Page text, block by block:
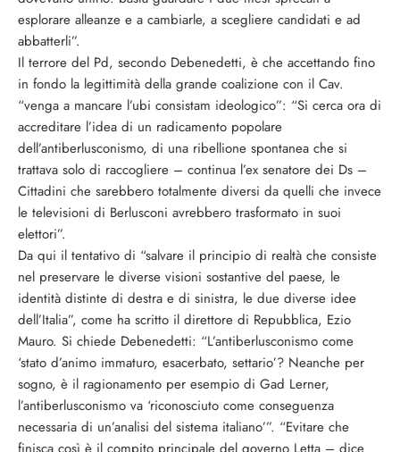
esplorare alleanze e a cambiarle, a scegliere candidati e ad
abbatterli”.
Il terrore del Pd, secondo Debenedetti, è che accettando fino
in fondo la legittimità della grande coalizione con il Cav.
“venga a mancare l’ubi consistam ideologico”: “Si cerca ora di
accreditare l’idea di un radicamento popolare
dell’antiberlusconismo, di una ribellione spontanea che si
trattava solo di raccogliere – continua l’ex senatore dei Ds –
Cittadini che sarebbero totalmente diversi da quelli che invece
le televisioni di Berlusconi avrebbero trasformato in suoi
elettori”.
Da qui il tentativo di “salvare il principio di realtà che consiste
nel preservare le diverse visioni sostantive del paese, le
identità distinte di destra e di sinistra, le due diverse idee
dell’Italia”, come ha scritto il direttore di Repubblica, Ezio
Mauro. Si chiede Debenedetti: “L’antiberlusconismo come
‘stato d’animo immaturo, esacerbato, settario’? Neanche per
sogno, è il ragionamento per esempio di Gad Lerner,
l’antiberlusconismo va ‘riconosciuto come conseguenza
necessaria di un’analisi del sistema italiano’”. “Evitare che